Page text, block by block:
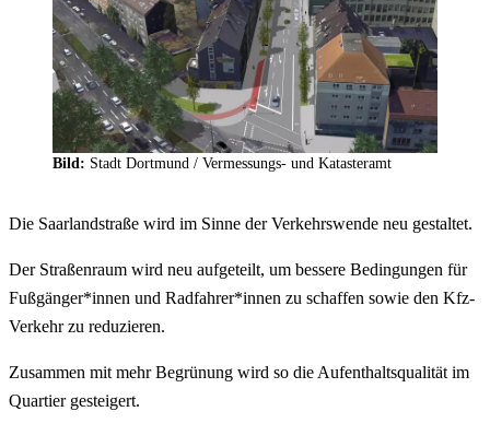
Bild: Stadt Dortmund / Vermessungs- und Katasteramt
Die Saarlandstraße wird im Sinne der Verkehrswende neu gestaltet.
Der Straßenraum wird neu aufgeteilt, um bessere Bedingungen für
Fußgänger*innen und Radfahrer*innen zu schaffen sowie den Kfz-
Verkehr zu reduzieren.
Zusammen mit mehr Begrünung wird so die Aufenthaltsqualität im
Quartier gesteigert.